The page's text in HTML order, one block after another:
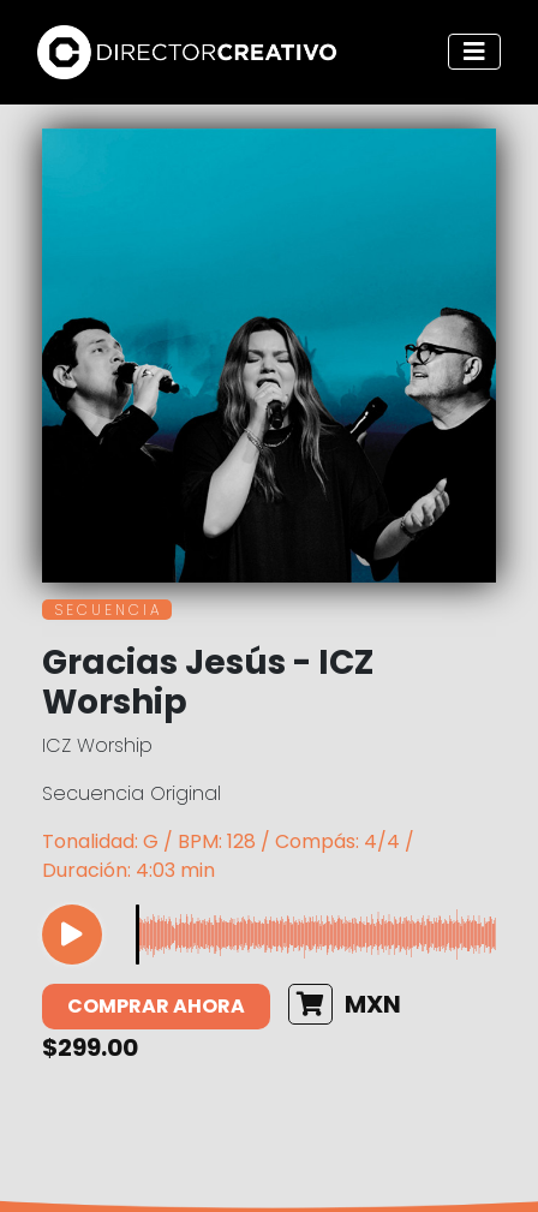
S E C U E N C I A
Gracias Jesús - ICZ
Worship
ICZ Worship
Secuencia Original
Tonalidad: G / BPM: 128 / Compás: 4/4 /
Duración: 4:03 min
COMPRAR AHORA
MXN
$299.00